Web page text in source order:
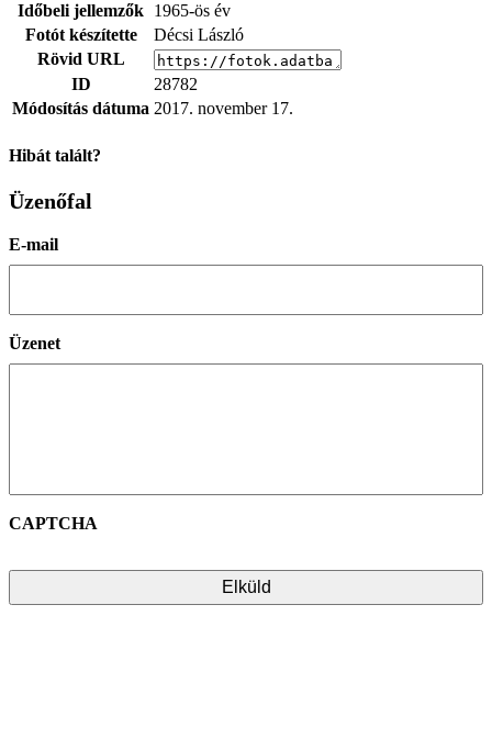
Időbeli jellemzők 1965-ös év
Fotót készítette
Décsi László
Rövid URL
ID
28782
Módosítás dátuma 2017. november 17.
Hibát talált?
Üzenőfal
E-mail
Üzenet
CAPTCHA